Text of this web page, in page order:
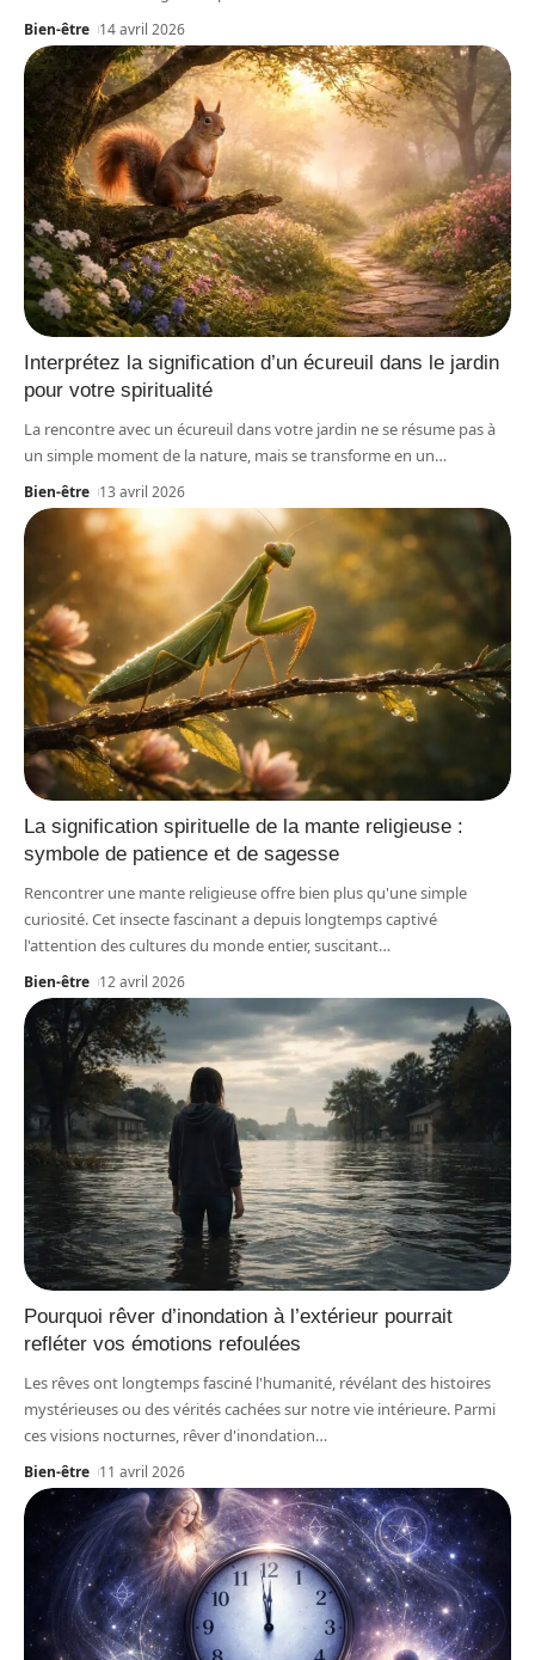
Bien-être 14 avril 2026
Interprétez la signification d’un écureuil dans le jardin
pour votre spiritualité
La rencontre avec un écureuil dans votre jardin ne se résume pas à
un simple moment de la nature, mais se transforme en un…
Bien-être 13 avril 2026
La signification spirituelle de la mante religieuse :
symbole de patience et de sagesse
Rencontrer une mante religieuse offre bien plus qu'une simple
curiosité. Cet insecte fascinant a depuis longtemps captivé
l'attention des cultures du monde entier, suscitant…
Bien-être 12 avril 2026
Pourquoi rêver d’inondation à l’extérieur pourrait
refléter vos émotions refoulées
Les rêves ont longtemps fasciné l'humanité, révélant des histoires
mystérieuses ou des vérités cachées sur notre vie intérieure. Parmi
ces visions nocturnes, rêver d'inondation…
Bien-être 11 avril 2026